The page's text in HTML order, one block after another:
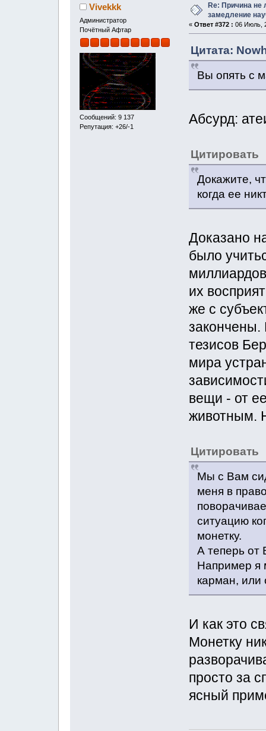
Vivekkk
Администратор
Почётный Афтар
Сообщений: 9 137
Репутация: +26/-1
Re: Причина не
замедление
« Ответ #372 : 06 Июль,
Цитата:
Вы опять с
Абсурд:
Цитировать
Докажите,
когда ее
Доказано
было
их
же с
закончены.
тезисов
мира
вещи - от
животным.
Цитировать
Мы с Вам
меня в
ситуацию
монетку.
А теперь от
Например я
карман, или
И как это
Монетку
просто за
ясный